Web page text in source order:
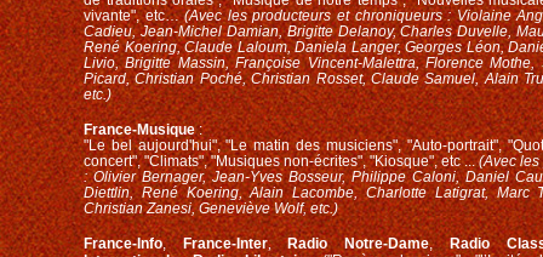
vivante", etc…(Avec les producteurs et chroniqueurs : Violaine
Cadieu, Jean-Michel Damian, Brigitte Delanoy, Charles Duvelle,
René Koering, Claude Laloum, Daniela Langer, Georges Léon,
Livio, Brigitte Massin, Françoise Vincent-Malettra, Florence
Picard, Christian Poché, Christian Rosset, Claude Samuel, Alain
etc.)
France-Musique:
"Le bel aujourd'hui", "Le matin des musiciens", "Auto-portrait",
concert", "Climats", "Musiques non-écrites", "Kiosque", etc ...(Avec
: Olivier Bernager, Jean-Yves Bosseur, Philippe Caloni, Daniel
Diettlin, René Koering, Alain Lacombe, Charlotte Latigrat, Marc
Christian Zanesi, Geneviève Wolf, etc.)
France-Info,France-Inter,Radio Notre-Dame,
Radio